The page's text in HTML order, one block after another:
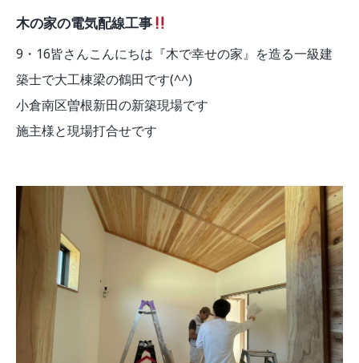
木の家の電気配線工事
9・16皆さんこんにちは『木で幸せの家』を造る一級建
築士で大工棟梁の鶴田です(^^)
小倉南区曽根新田の新築現場です
施主様と現場打合せです